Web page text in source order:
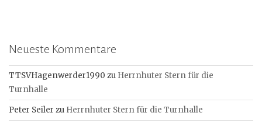
Neueste Kommentare
TTSVHagenwerder1990 zu Herrnhuter Stern für die
Turnhalle
Peter Seiler zu Herrnhuter Stern für die Turnhalle